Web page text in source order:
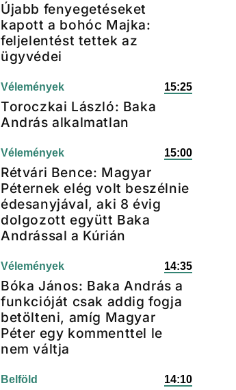
Újabb fenyegetéseket
kapott a bohóc Majka:
feljelentést tettek az
ügyvédei
Vélemények 15:25
Toroczkai László: Baka
András alkalmatlan
Vélemények 15:00
Rétvári Bence: Magyar
Péternek elég volt beszélnie
édesanyjával, aki 8 évig
dolgozott együtt Baka
Andrással a Kúrián
Vélemények 14:35
Bóka János: Baka András a
funkcióját csak addig fogja
betölteni, amíg Magyar
Péter egy kommenttel le
nem váltja
Belföld 14:10